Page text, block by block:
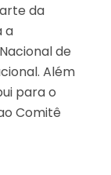
da
a
de
Além
para o
Comitê